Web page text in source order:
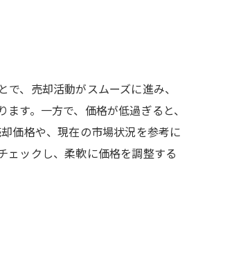
、売却活動がスムーズに進み、
す。一方で、価格が低過ぎると、
価格や、現在の市場状況を参考に
ェックし、柔軟に価格を調整する